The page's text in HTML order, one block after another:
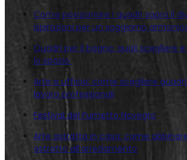
Come posizionare i quadri sopra il
ispirazioni per un soggiorno
Quadri per il bagno: quali scegliere
lo spazio
Arte e ufficio: come scegliere
lavoro professionali
Festival del Fumetto Novegro
Arte astratta in casa: come
astratto all’arredamento